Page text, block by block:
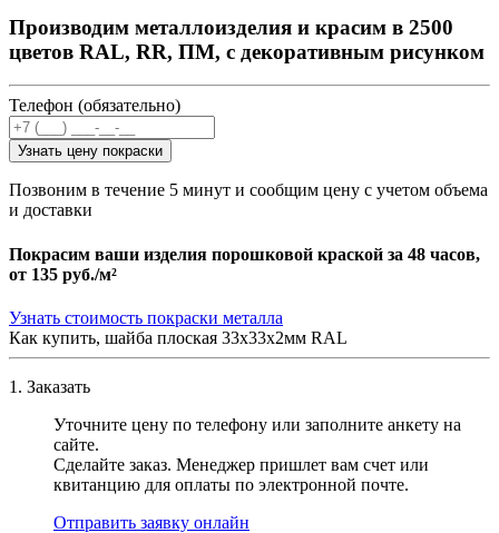
Производим металлоизделия и красим в 2500
цветов RAL, RR, ПМ, с декоративным рисунком
Телефон (обязательно)
Узнать цену покраски
Позвоним в течение 5 минут и сообщим цену с учетом объема
и доставки
Покрасим ваши изделия порошковой краской за 48 часов,
от 135 руб./м²
Узнать стоимость покраски металла
Как купить, шайба плоская 33х33х2мм RAL
1. Заказать
Уточните цену по телефону или заполните анкету на
сайте.
Сделайте заказ. Менеджер пришлет вам счет или
квитанцию для оплаты по электронной почте.
Отправить заявку онлайн